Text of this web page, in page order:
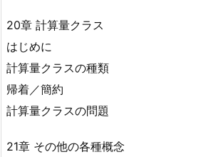
20章 計算量クラス
はじめに
計算量クラスの種類
帰着／簡約
計算量クラスの問題
21章 その他の各種概念